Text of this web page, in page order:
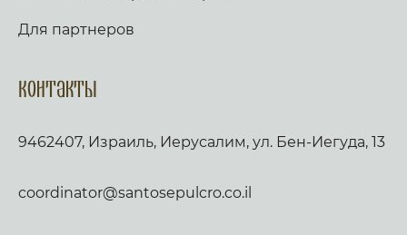
Для партнеров
Контакты
9462407, Израиль, Иерусалим, ул. Бен-Иегуда, 13
coordinator@santosepulcro.co.il